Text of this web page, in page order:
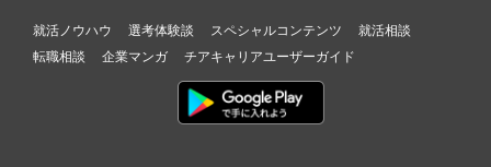
就活ノウハウ 選考体験談 スペシャルコンテンツ
就活相談
転職相談
企業マンガ チアキャリアユーザーガイド